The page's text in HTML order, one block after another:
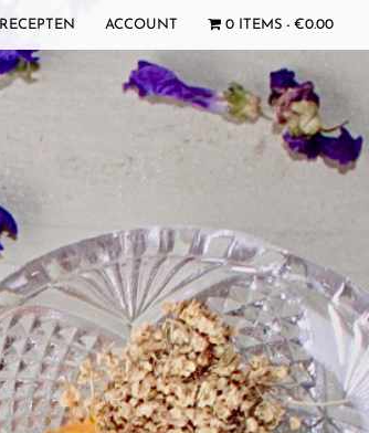
RECEPTEN ACCOUNT 0 ITEMS €0.00